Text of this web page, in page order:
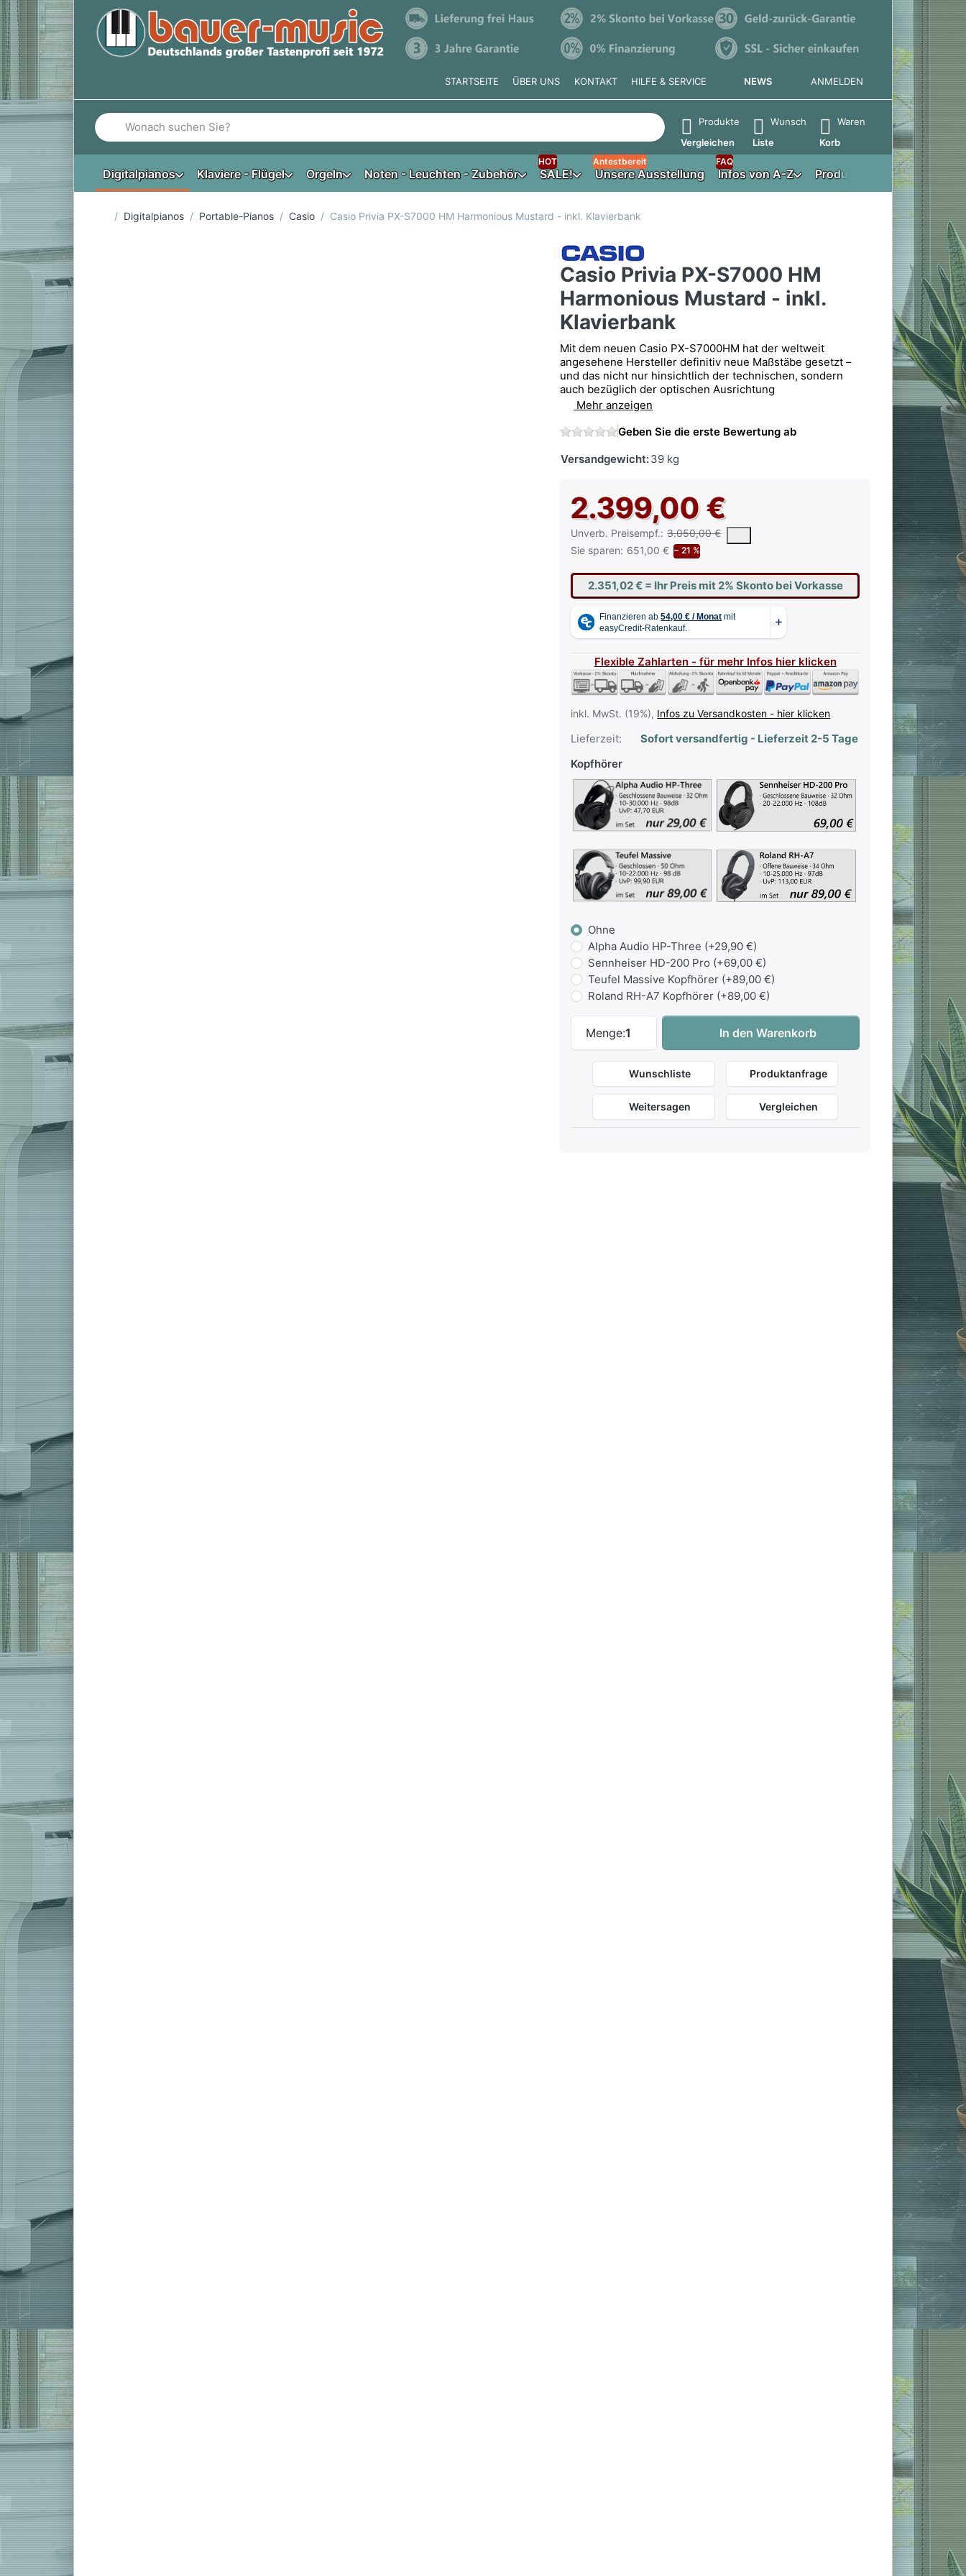
STARTSEITE ÜBER UNS KONTAKT HILFE & SERVICE NEWS ANMELDEN
Geben Sie einen Suchbegriff ein. Während Sie tippen, erscheinen automatisch erste Ergebnisse. Drücken Sie die Eingabetaste, um alle Ergebnisse aufzurufen.
Produkte
Vergleichen
Wunsch
Liste
Waren
Korb
Digitalpianos Klaviere - Flügel Orgeln Noten - Leuchten - Zubehör SALE!
HOT
Unsere Ausstellung
Antestbereit
Infos von A-Z
FAQ
Produktberater
Startseite
Digitalpianos Portable-Pianos Casio Casio Privia PX-S7000 HM Harmonious Mustard - inkl. Klavierbank
Casio Privia PX-S7000 HM
Harmonious Mustard - inkl.
Klavierbank
Mit dem neuen Casio PX-S7000HM hat der weltweit
angesehene Hersteller definitiv neue Maßstäbe gesetzt –
und das nicht nur hinsichtlich der technischen, sondern
auch bezüglich der optischen Ausrichtung
Mehr anzeigen
Geben Sie die erste Bewertung ab
Versandgewicht:39 kg
2.399,00 €
Unverb. Preisempf.: 3.050,00 €
Die UVP ist der vorgeschlagene oder empfohlene Verkaufspreis eines Produkts,
Sie sparen: 651,00 € − 21 %
2.351,02 € = Ihr Preis mit 2% Skonto bei Vorkasse
Flexible Zahlarten - für mehr Infos hier klicken
inkl. MwSt. (19%), Infos zu Versandkosten - hier klicken
Lieferzeit:
Sofort versandfertig - Lieferzeit 2-5 Tage
Kopfhörer
Ohne
Alpha Audio HP-Three (+29,90 €)
Sennheiser HD-200 Pro (+69,00 €)
Teufel Massive Kopfhörer (+89,00 €)
Roland RH-A7 Kopfhörer (+89,00 €)
Menge:1
Casio Privia PX-S7000 HM Harmonious Mustard - inkl.
In den Warenkorb
Wunschliste Produktanfrage
Weitersagen Vergleichen